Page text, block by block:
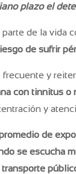
plazo el
de la vida
de sufrir
y
con tinnitus
y
de
se escucha